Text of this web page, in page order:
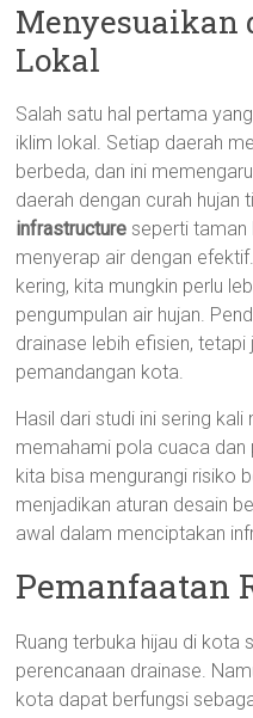
Menyesuaikan
Lokal
Salah satu hal pertama
iklim lokal. Setiap daerah
berbeda, dan ini
daerah dengan curah hujan
infrastructure seperti
menyerap air dengan
kering, kita mungkin perlu
pengumpulan air hujan.
drainase lebih efisien,
pemandangan kota.
Hasil dari studi ini sering
memahami pola cuaca dan
kita bisa mengurangi risiko
menjadikan aturan desain
awal dalam menciptakan
Pemanfaatan
Ruang terbuka hijau di kota
perencanaan drainase.
kota dapat berfungsi